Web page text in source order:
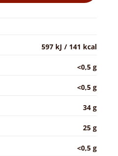
597 kJ / 141 kcal
<0,5 g
<0,5 g
34 g
25 g
<0,5 g